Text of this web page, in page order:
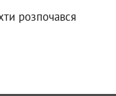
розпочався